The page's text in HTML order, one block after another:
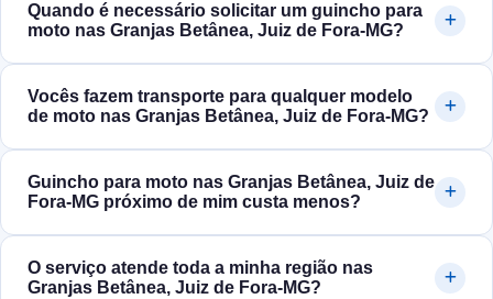
Quando é necessário solicitar um guincho para
moto nas Granjas Betânea, Juiz de Fora‑MG?
Vocês fazem transporte para qualquer modelo
de moto nas Granjas Betânea, Juiz de Fora‑MG?
Guincho para moto nas Granjas Betânea, Juiz de
Fora‑MG próximo de mim custa menos?
O serviço atende toda a minha região nas
Granjas Betânea, Juiz de Fora‑MG?